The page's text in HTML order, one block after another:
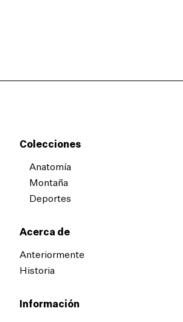
Colecciones
Anatomía
Montaña
Deportes
Acerca de
Anteriormente
Historia
Información